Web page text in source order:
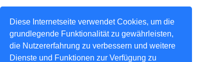
Diese Internetseite verwendet Cookies, um die
grundlegende Funktionalität zu gewährleisten,
die Nutzererfahrung zu verbessern und weitere
Dienste und Funktionen zur Verfügung zu